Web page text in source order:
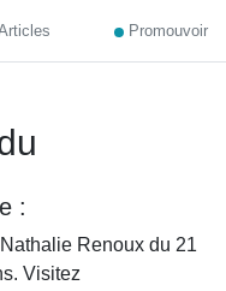
Promouvoir
:
Renoux du 21
Visitez